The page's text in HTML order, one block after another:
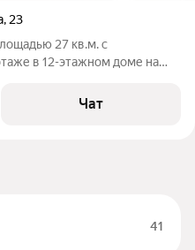
, 23
27 кв.м. с
в 12-этажном доме на
Чат
41